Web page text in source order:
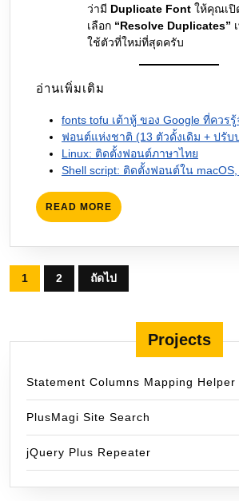
ว่ามี Duplicate Font ให้คุณเปิ
เลือก “Resolve Duplicates”
ใช้ตัวที่ใหม่ที่สุดครับ
อ่านเพิ่มเติม
fonts tofu เต้าหู้ ของ Google ที่ควรรู้
ฟอนต์แห่งชาติ (13 ตัวดั้งเดิม + ปรับ
Linux: ติดตั้งฟอนต์ภาษาไทย
Shell script: ติดตั้งฟอนต์ใน macOS,
READ MORE READ
MORE
Posts
pagination
1 2 ถัดไป
Projects
Statement Columns Mapping Helper
PlusMagi Site Search
jQuery Plus Repeater